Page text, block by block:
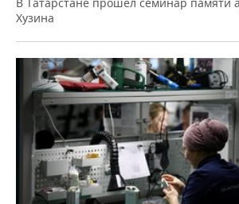
Хузина